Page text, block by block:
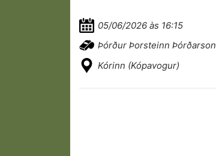
05/06/2026 às 16:15
Þórður Þorsteinn Þórðarson
Kórinn (Kópavogur)